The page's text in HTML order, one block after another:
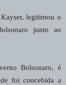
legitimou o
junto ao
Bolsonaro, é
foi concebida a